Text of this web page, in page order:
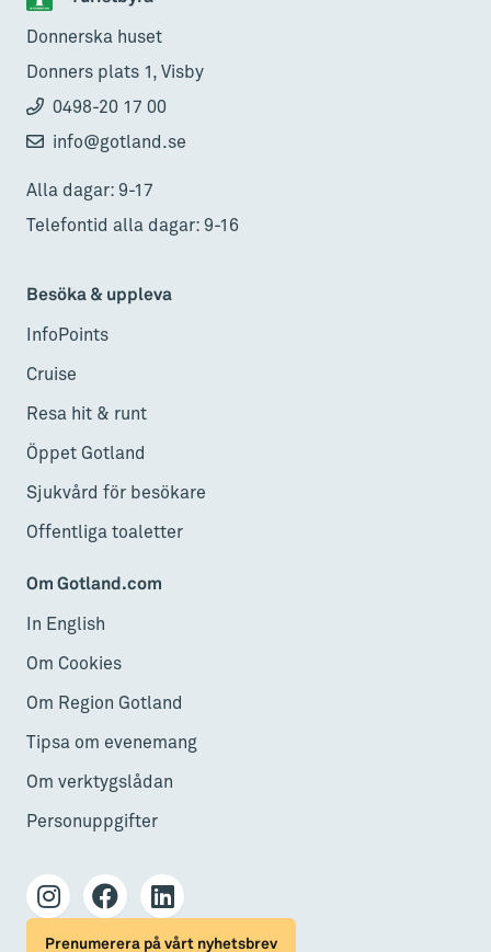
Donnerska huset
Donners plats 1, Visby
0498-20 17 00
info@gotland.se
Alla dagar: 9-17
Telefontid alla dagar: 9-16
Besöka & uppleva
InfoPoints
Cruise
Resa hit & runt
Öppet Gotland
Sjukvård för besökare
Offentliga toaletter
Om Gotland.com
In English
Om Cookies
Om Region Gotland
Tipsa om evenemang
Om verktygslådan
Personuppgifter
Prenumerera på vårt nyhetsbrev